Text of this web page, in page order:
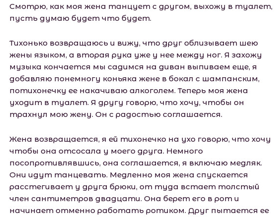
Смотрю, как моя жена танцует с другом, выхожу в туалет,
пусть думаю будет что будет.
Тихонько возвращаюсь и вижу, что друг облизывает шею
жены языком, а вторая рука уже у нее между ног. Я захожу
музыка кончается мы садимся на диван выпиваем еще, я
добавляю понемногу коньяка жене в бокал с шампанским,
потихонечку ее накачиваю алкоголем. Теперь моя жена
уходит в туалет. Я другу говорю, что хочу, чтобы он
трахнул мою жену. Он с радостью соглашается.
Жена возвращается, я ей тихонечко на ухо говорю, что хочу
чтобы она отсосала у моего друга. Немного
посопротивлявшись, она соглашается, я включаю медляк.
Они идут танцевать. Медленно моя жена спускается
расстегивает у друга брюки, от туда встает толстый
член сантиметров двадцати. Она берет его в рот и
начинает отменно работать ротиком. Друг пытается ее